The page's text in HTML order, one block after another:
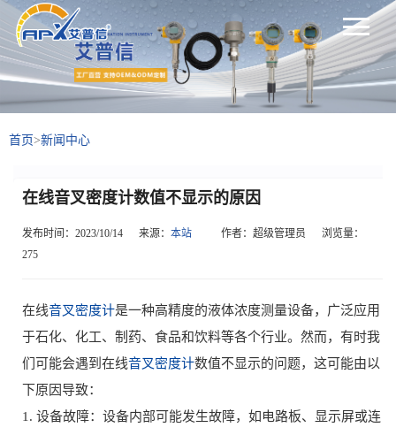
首页>新闻中心
在线音叉密度计数值不显示的原因
发布时间：2023/10/14 来源： 本站 作者：超级管理员
浏览量：
275
在线音叉密度计是一种高精度的液体浓度测量设备，广泛应用
于石化、化工、制药、食品和饮料等各个行业。然而，有时我
们可能会遇到在线音叉密度计数值不显示的问题，这可能由以
下原因导致：
1. 设备故障：设备内部可能发生故障，如电路板、显示屏或连